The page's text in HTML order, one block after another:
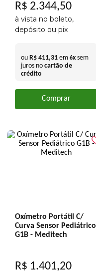
R$ 2.344,50
à vista no boleto,
depósito ou pix
ou R$ 411,31 em 6x sem
juros no cartão de
crédito
Comprar
Oxímetro Portátil C/
Curva Sensor Pediátrico
G1B - Meditech
R$ 1.401,20